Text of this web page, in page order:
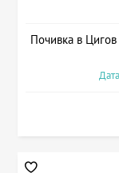
Почивка в